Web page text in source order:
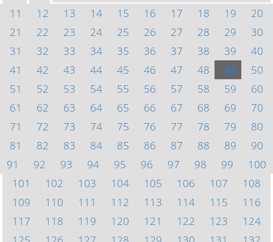
11
12 13 14 15 16 17 18 19
20
21
22 23 24 25 26 27 28 29
30
31
32 33 34 35 36 37 38 39
40
41
42 43 44 45 46 47 48 49
50
51
52 53 54 55 56 57 58 59
60
61
62 63 64 65 66 67 68 69
70
71
72 73 74 75 76 77 78 79
80
81
82 83 84 85 86 87 88 89
90
91
92 93 94 95 96 97 98 99
100
101
102 103 104 105 106 107
108
109
110 111 112 113 114 115
116
117
118 119 120 121 122 123
124